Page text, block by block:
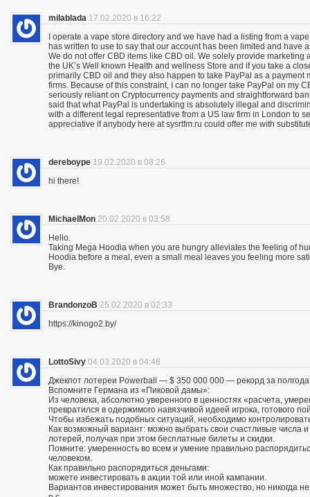
milablada 17.02.2020 в 16:22
I operate a vape store directory and we have had a listing from a
has written to use to say that our account has been limited and
We do not offer CBD items like CBD oil. We solely provide
the UK’s Well known Health and wellness Store and if you take a
primarily CBD oil and they also happen to take PayPal as a
firms. Because of this constraint, I can no longer take PayPal on my
seriously reliant on Cryptocurrency payments and straightforward
said that what PayPal is undertaking is absolutely illegal and
with a different legal representative from a US law firm in London to
appreciative if anybody here at sysrtfm.ru could offer me with
dereboype 19.02.2020 в 08:26
hi there!
MichaelMon 20.02.2020 в 03:58
Hello.
Taking Mega Hoodia when you are hungry alleviates the feeling of
Hoodia before a meal, even a small meal leaves you feeling more
Bye.
BrandonzoB 25.02.2020 в 02:33
https://kinogo2.by/
LottoSivy 04.03.2020 в 04:48
Джекпот лотереи Powerball — $ 350 000 000 — рекорд за
Вспомните Германа из «Пиковой дамы»:
Из человека, абсолютно уверенного в ценностях «расчета,
превратился в одержимого навязчивой идеей игрока, готового
Чтобы избежать подобных ситуаций, необходимо
Как возможный вариант: можно выбрать свои счастливые
лотерей, получая при этом бесплатные билеты и скидки.
Помните: умеренность во всем и умение правильно
человеком.
Как правильно распорядиться деньгами:
можете инвестировать в акции той или иной кампании.
Вариантов инвестирования может быть множество, но никогда